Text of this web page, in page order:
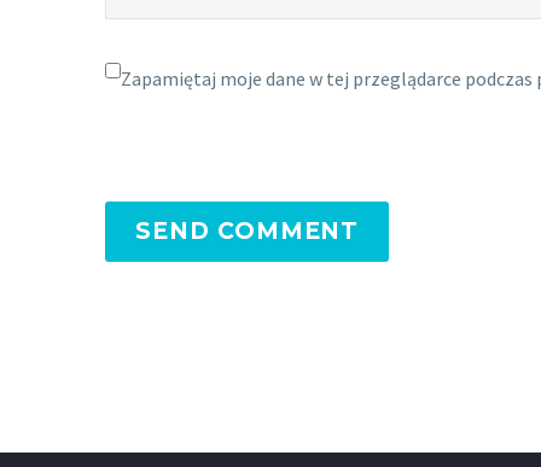
Zapamiętaj moje dane w tej przeglądarce
SEND COMMENT